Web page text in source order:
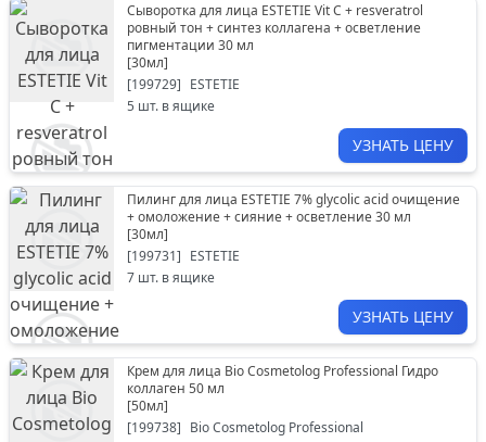
Сыворотка для лица ESTETIE Vit C + resveratrol
ровный тон + синтез коллагена + осветление
пигментации 30 мл
[30мл]
[199729] ESTETIE
5 шт. в ящике
УЗНАТЬ ЦЕНУ
Пилинг для лица ESTETIE 7% glycolic acid очищение
+ омоложение + сияние + осветление 30 мл
[30мл]
[199731] ESTETIE
7 шт. в ящике
УЗНАТЬ ЦЕНУ
Крем для лица Bio Cosmetolog Professional Гидро
коллаген 50 мл
[50мл]
[199738] Bio Cosmetolog Professional